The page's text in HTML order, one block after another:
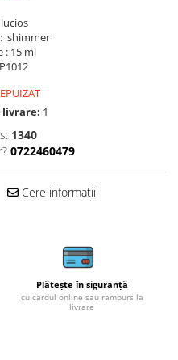
shimmer
: 15 ml
livrare: 1
1340
0722460479
Cere informatii
Plătește în siguranță
cu cardul online sau ramburs la
livrare